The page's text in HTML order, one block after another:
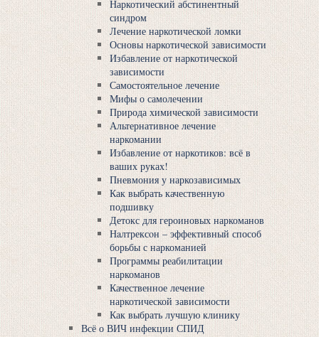
Наркотический абстинентный
синдром
Лечение наркотической ломки
Основы наркотической зависимости
Избавление от наркотической
зависимости
Самостоятельное лечение
Мифы о самолечении
Природа химической зависимости
Альтернативное лечение
наркомании
Избавление от наркотиков: всё в
ваших руках!
Пневмония у наркозависимых
Как выбрать качественную
подшивку
Детокс для героиновых наркоманов
Нaлтрексoн – эффективный способ
борьбы с наркоманией
Программы реабилитации
наркоманов
Качественное лечение
наркотической зависимости
Как выбрать лучшую клинику
Всё о ВИЧ инфекции СПИД